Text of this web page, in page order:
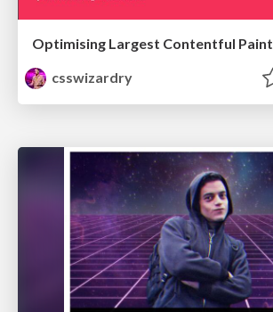
Optimising Largest Contentful Paint
csswizardry